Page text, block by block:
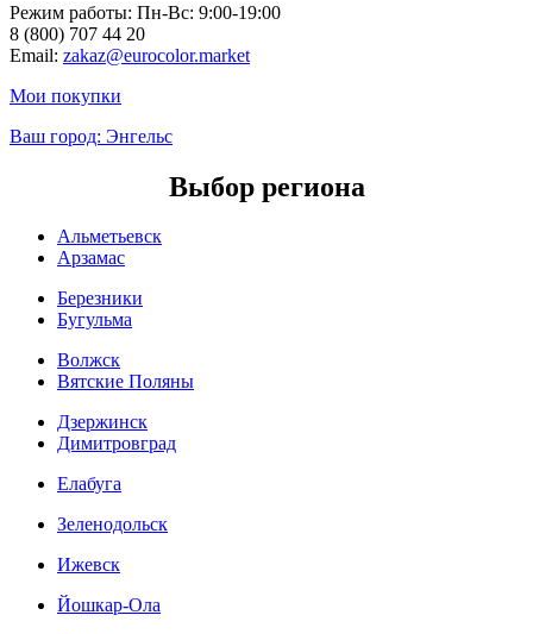
Режим работы: Пн-Вc: 9:00-19:00
8 (800) 707 44 20
Email: zakaz@eurocolor.market
Мои покупки
Ваш город: Энгельс
Выбор региона
Альметьевск
Арзамас
Березники
Бугульма
Волжск
Вятские Поляны
Дзержинск
Димитровград
Елабуга
Зеленодольск
Ижевск
Йошкар-Ола